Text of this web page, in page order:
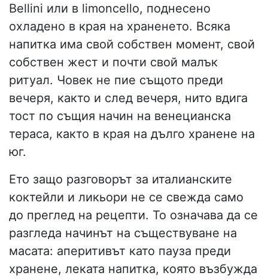
Bellini или в limoncello, поднесено
охладено в края на храненето. Всяка
напитка има свой собствен момент, свой
собствен жест и почти свой малък
ритуал. Човек не пие същото преди
вечеря, както и след вечеря, нито вдига
тост по същия начин на венецианска
тераса, както в края на дълго хранене на
юг.
Ето защо разговорът за италианските
коктейли и ликьори не се свежда само
до преглед на рецепти. То означава да се
разгледа начинът на съществуване на
масата: аперитивът като пауза преди
хранене, леката напитка, която възбужда